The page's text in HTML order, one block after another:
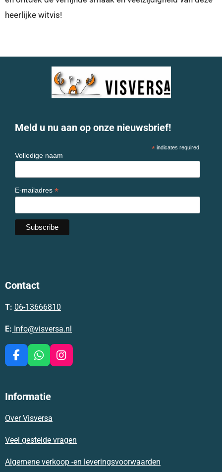
heerlijke witvis!
Meld u nu aan op onze nieuwsbrief!
* indicates required
Volledige naam
E-mailadres *
Contact
T: 06-13666810
E: Info@visversa.nl
F
a
b
o
W
h
s
p
I
n
m
Informatie
Over Visversa
Veel gestelde vragen
Algemene verkoop -en leveringsvoorwaarden